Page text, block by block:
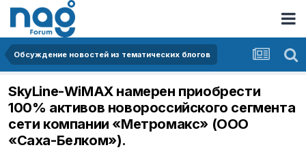
Обсуждение новостей из тематических блогов
SkyLine-WiMAX намерен приобрести
100% активов новороссийского сегмента
сети компании «Метромакс» (ООО
«Саха-Белком»).